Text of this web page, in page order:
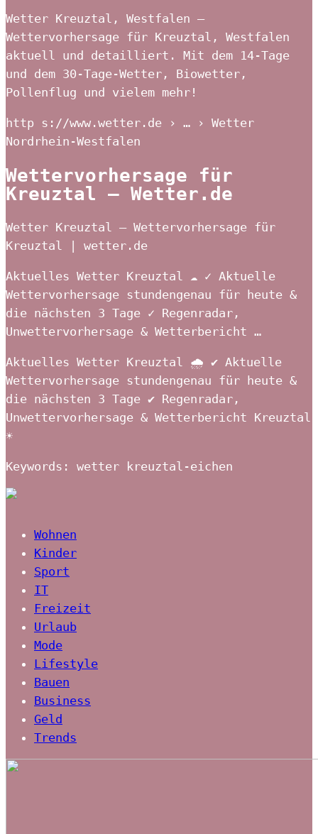
Wetter Kreuztal, Westfalen –
Wettervorhersage für Kreuztal, Westfalen
aktuell und detailliert. Mit dem 14-Tage
und dem 30-Tage-Wetter, Biowetter,
Pollenflug und vielem mehr!
http s://www.wetter.de › … › Wetter
Nordrhein-Westfalen
Wettervorhersage für
Kreuztal – Wetter.de
Wetter Kreuztal – Wettervorhersage für
Kreuztal | wetter.de
Aktuelles Wetter Kreuztal ☁️ ✓ Aktuelle
Wettervorhersage stundengenau für heute &
die nächsten 3 Tage ✓ Regenradar,
Unwettervorhersage & Wetterbericht …
Aktuelles Wetter Kreuztal 🌧️ ✔ Aktuelle
Wettervorhersage stundengenau für heute &
die nächsten 3 Tage ✔ Regenradar,
Unwettervorhersage & Wetterbericht Kreuztal
☀
Keywords: wetter kreuztal-eichen
Wohnen
Kinder
Sport
IT
Freizeit
Urlaub
Mode
Lifestyle
Bauen
Business
Geld
Trends